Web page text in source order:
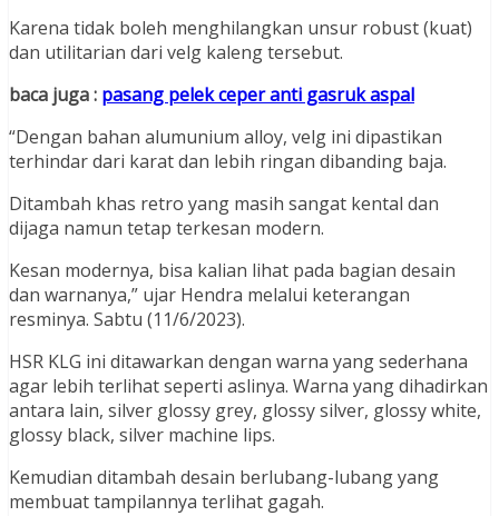
Karena tidak boleh menghilangkan unsur robust (kuat)
dan utilitarian dari velg kaleng tersebut.
baca juga : pasang pelek ceper anti gasruk aspal
“Dengan bahan alumunium alloy, velg ini dipastikan
terhindar dari karat dan lebih ringan dibanding baja.
Ditambah khas retro yang masih sangat kental dan
dijaga namun tetap terkesan modern.
Kesan modernya, bisa kalian lihat pada bagian desain
dan warnanya,” ujar Hendra melalui keterangan
resminya. Sabtu (11/6/2023).
HSR KLG ini ditawarkan dengan warna yang sederhana
agar lebih terlihat seperti aslinya. Warna yang dihadirkan
antara lain, silver glossy grey, glossy silver, glossy white,
glossy black, silver machine lips.
Kemudian ditambah desain berlubang-lubang yang
membuat tampilannya terlihat gagah.